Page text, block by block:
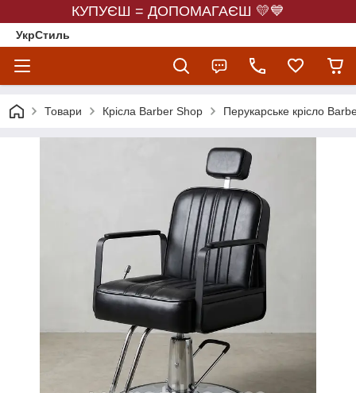
КУПУЄШ = ДОПОМАГАЄШ 💛💙
УкрСтиль
Товари Крісла Barber Shop Перукарське крісло